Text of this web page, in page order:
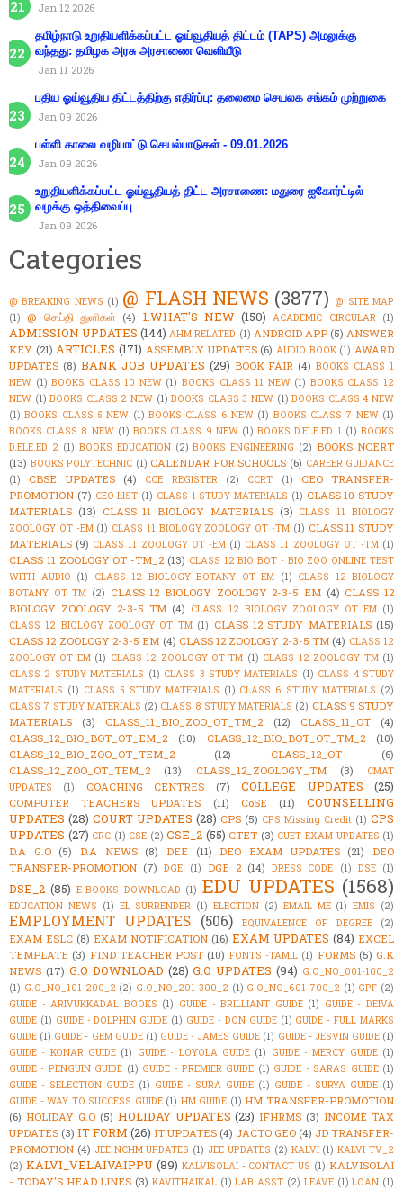
Jan 12 2026
தமிழ்நாடு உறுதியளிக்கப்பட்ட ஓய்வூதியத் திட்டம் (TAPS) அமலுக்கு
வந்தது: தமிழக அரசு அரசாணை வெளியீடு
Jan 11 2026
புதிய ஓய்வூதிய திட்டத்திற்கு எதிர்ப்பு: தலைமை செயலக சங்கம் முற்றுகை
Jan 09 2026
பள்ளி காலை வழிபாட்டு செயல்பாடுகள் - 09.01.2026
Jan 09 2026
உறுதியளிக்கப்பட்ட ஓய்வூதியத் திட்ட அரசாணை: மதுரை ஐகோர்ட்டில்
வழக்கு ஒத்திவைப்பு
Jan 09 2026
Categories
@ BREAKING NEWS (1) @ FLASH NEWS (3877) @ SITE MAP
(1) @ செய்தி துளிகள் (4) 1.WHAT'S NEW (150) ACADEMIC CIRCULAR (1)
ADMISSION UPDATES (144) AHM RELATED (1) ANDROID APP (5) ANSWER
KEY (21) ARTICLES (171) ASSEMBLY UPDATES (6) AUDIO BOOK (1) AWARD
UPDATES (8) BANK JOB UPDATES (29) BOOK FAIR (4) BOOKS CLASS 1
NEW (1) BOOKS CLASS 10 NEW (1) BOOKS CLASS 11 NEW (1) BOOKS CLASS 12
NEW (1) BOOKS CLASS 2 NEW (1) BOOKS CLASS 3 NEW (1) BOOKS CLASS 4 NEW
(1) BOOKS CLASS 5 NEW (1) BOOKS CLASS 6 NEW (1) BOOKS CLASS 7 NEW (1)
BOOKS CLASS 8 NEW (1) BOOKS CLASS 9 NEW (1) BOOKS D.ELE.ED 1 (1) BOOKS
D.ELE.ED 2 (1) BOOKS EDUCATION (2) BOOKS ENGINEERING (2) BOOKS NCERT
(13) BOOKS POLYTECHNIC (1) CALENDAR FOR SCHOOLS (6) CAREER GUIDANCE
(1)
CBSE UPDATES (4) CCE REGISTER (2) CCRT (1)
CEO TRANSFER-
PROMOTION (7) CEO LIST (1) CLASS 1 STUDY MATERIALS (1) CLASS 10 STUDY
MATERIALS (13) CLASS 11 BIOLOGY MATERIALS (3) CLASS 11 BIOLOGY
ZOOLOGY OT -EM (1) CLASS 11 BIOLOGY ZOOLOGY OT -TM (1) CLASS 11 STUDY
MATERIALS (9) CLASS 11 ZOOLOGY OT -EM (1) CLASS 11 ZOOLOGY OT -TM (1)
CLASS 11 ZOOLOGY OT -TM_2 (13) CLASS 12 BIO BOT - BIO ZOO ONLINE TEST
WITH AUDIO (1) CLASS 12 BIOLOGY BOTANY OT EM (1) CLASS 12 BIOLOGY
BOTANY OT TM (2) CLASS 12 BIOLOGY ZOOLOGY 2-3-5 EM (4) CLASS 12
BIOLOGY ZOOLOGY 2-3-5 TM (4) CLASS 12 BIOLOGY ZOOLOGY OT EM (1)
CLASS 12 BIOLOGY ZOOLOGY OT TM (1) CLASS 12 STUDY MATERIALS (15)
CLASS 12 ZOOLOGY 2-3-5 EM (4) CLASS 12 ZOOLOGY 2-3-5 TM (4) CLASS 12
ZOOLOGY OT EM (1) CLASS 12 ZOOLOGY OT TM (1) CLASS 12 ZOOLOGY TM (1)
CLASS 2 STUDY MATERIALS (1) CLASS 3 STUDY MATERIALS (1) CLASS 4 STUDY
MATERIALS (1) CLASS 5 STUDY MATERIALS (1) CLASS 6 STUDY MATERIALS (2)
CLASS 7 STUDY MATERIALS (2) CLASS 8 STUDY MATERIALS (2) CLASS 9 STUDY
MATERIALS
(3) CLASS_11_BIO_ZOO_OT_TM_2 (12) CLASS_11_OT
(4)
CLASS_12_BIO_BOT_OT_EM_2
(10) CLASS_12_BIO_BOT_OT_TM_2
(10)
CLASS_12_BIO_ZOO_OT_TEM_2
(12) CLASS_12_OT
(6)
CLASS_12_ZOO_OT_TEM_2
(13) CLASS_12_ZOOLOGY_TM (3)
CMAT
UPDATES
(1) COACHING CENTRES (7) COLLEGE UPDATES (25)
COMPUTER TEACHERS UPDATES (11) CoSE (11)
COUNSELLING
UPDATES (28) COURT UPDATES (28) CPS (5) CPS Missing Credit (1) CPS
UPDATES (27) CRC (1) CSE (2) CSE_2 (55) CTET (3) CUET EXAM UPDATES (1)
D.A G.O (5) D.A NEWS (8) DEE (11) DEO EXAM UPDATES (21)
DEO
TRANSFER-PROMOTION (7) DGE (1) DGE_2 (14) DRESS_CODE (1) DSE (1)
DSE_2 (85) E-BOOKS DOWNLOAD (1) EDU UPDATES (1568)
EDUCATION NEWS (1) EL SURRENDER (1) ELECTION (2) EMAIL ME (1) EMIS (2)
EMPLOYMENT UPDATES (506) EQUIVALENCE OF DEGREE (2)
EXAM ESLC (8) EXAM NOTIFICATION (16) EXAM UPDATES (84) EXCEL
TEMPLATE (3) FIND TEACHER POST (10) FONTS -TAMIL (1) FORMS (5) G.K
NEWS (17) G.O DOWNLOAD (28) G.O UPDATES (94) G.O_NO_001-100_2
(1) G.O_NO_101-200_2 (2) G.O_NO_201-300_2 (1) G.O_NO_601-700_2 (1) GPF (2)
GUIDE - ARIVUKKADAL BOOKS (1) GUIDE - BRILLIANT GUIDE (1) GUIDE - DEIVA
GUIDE (1) GUIDE - DOLPHIN GUIDE (1) GUIDE - DON GUIDE (1) GUIDE - FULL MARKS
GUIDE (1) GUIDE - GEM GUIDE (1) GUIDE - JAMES GUIDE (1) GUIDE - JESVIN GUIDE (1)
GUIDE - KONAR GUIDE (1) GUIDE - LOYOLA GUIDE (1) GUIDE - MERCY GUIDE (1)
GUIDE - PENGUIN GUIDE (1) GUIDE - PREMIER GUIDE (1) GUIDE - SARAS GUIDE (1)
GUIDE - SELECTION GUIDE (1) GUIDE - SURA GUIDE (1) GUIDE - SURYA GUIDE (1)
GUIDE - WAY TO SUCCESS GUIDE (1) HM GUIDE (1) HM TRANSFER-PROMOTION
(6) HOLIDAY G.O (5) HOLIDAY UPDATES (23) IFHRMS (3) INCOME TAX
UPDATES (3) IT FORM (26) IT UPDATES (4) JACTO GEO (4) JD TRANSFER-
PROMOTION (4) JEE NCHM UPDATES (1) JEE UPDATES (2) KALVI (1) KALVI TV_2
(2) KALVI_VELAIVAIPPU (89) KALVISOLAI - CONTACT US (1) KALVISOLAI
- TODAY'S HEAD LINES (3) KAVITHAIKAL (1) LAB ASST (2) LEAVE (1) LOAN (1)